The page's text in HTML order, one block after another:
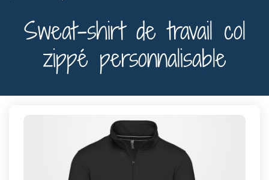
Sweat-shirt de travail col
zippé personnalisable